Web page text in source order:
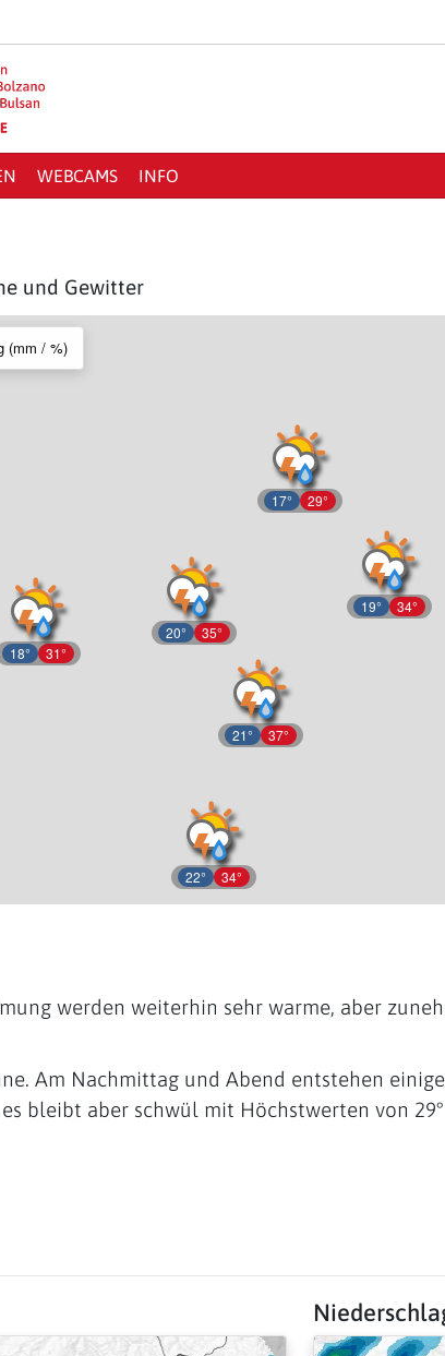
WEBCAMS INFO
und Gewitter
18° 31°
17° 29°
20° 35°
21° 37°
22° 34°
19° 34°
(mm / %)
werden weiterhin sehr warme, aber
Am Nachmittag und Abend entstehen
bleibt aber schwül mit Höchstwerten von 29°